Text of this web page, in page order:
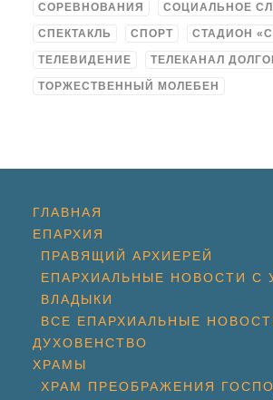
СОРЕВНОВАНИЯ СОЦИАЛЬНОЕ
СПЕКТАКЛЬ СПОРТ СТАДИОН
ТЕЛЕВИДЕНИЕ ТЕЛЕКАНАЛ
ТОРЖЕСТВЕННЫЙ МОЛЕБЕН
ГЛАВНАЯ
ЕПАРХИЯ
ПРАВЯЩИЙ АРХИЕРЕЙ
ЕПАРХИАЛЬНЫЕ НОВОСТИ С
ВЛАДЫКИ
ВСЕ ЕПАРХИАЛЬНЫЕ
ДУХОВЕНСТВО
ХРАМЫ
ХРАМ ПРЕОБРАЖЕНИЯ